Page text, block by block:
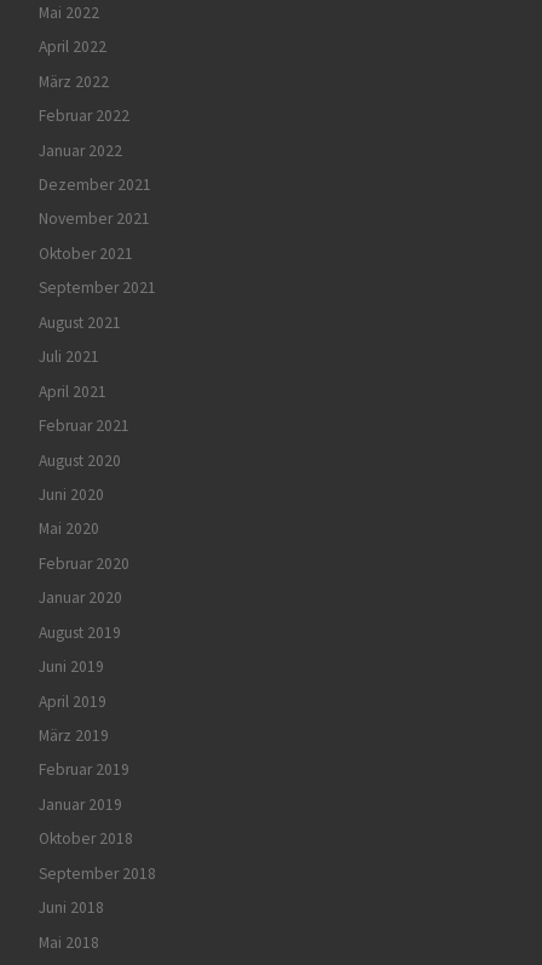
Mai 2022
April 2022
März 2022
Februar 2022
Januar 2022
Dezember 2021
November 2021
Oktober 2021
September 2021
August 2021
Juli 2021
April 2021
Februar 2021
August 2020
Juni 2020
Mai 2020
Februar 2020
Januar 2020
August 2019
Juni 2019
April 2019
März 2019
Februar 2019
Januar 2019
Oktober 2018
September 2018
Juni 2018
Mai 2018